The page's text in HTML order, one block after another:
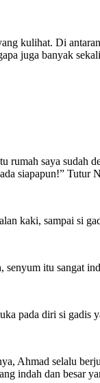
kulihat. Di
juga banyak
saya sudah
siapapun!” Tutur
kaki, sampai si
itu sangat
pada diri si
Ahmad selalu
indah dan besar